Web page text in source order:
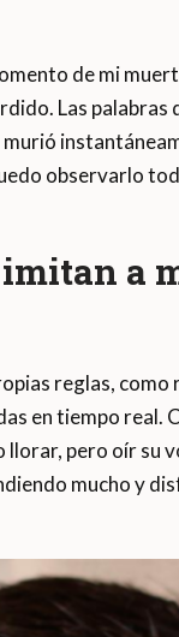
de mi
Las palabras
observarlo
a
reglas,
en tiempo real.
pero oír su
mucho y